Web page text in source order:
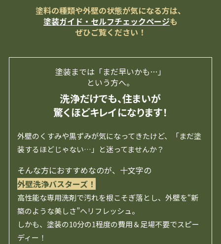
塗料の種類や外壁の状態が気になる方は、
塗装ガイド・セルフチェックページも
ぜひご覧ください！
塗装までは「まだ早いかも…」
という方へ。
洗浄だけでも、住まいが
驚くほどキレイになります！
外壁のくすみや黒ずみが気になってきたけど、「まだ塗
装するほどじゃない…」と迷ってませんか？
そんな方におすすめなのが、十文字の
外壁洗浄バスターズ！
高性能な専用洗剤で汚れを根こそぎ落とし、外壁を“新
築のような美しさ”へリフレッシュ。
しかも、塗装の10分の1程度の費用＆足場不要でスピー
ディー！